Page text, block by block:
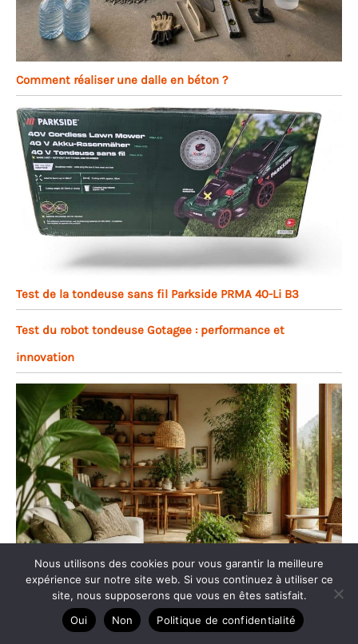
Comment réaliser une dalle en béton ?
Test de la tondeuse sans fil Parkside PRMA 40-Li B3
Test du robot tondeuse Gotagee : performance et
innovation
Espaces naturels : inspirez votre maison de l’esprit nature
Nous utilisons des cookies pour vous garantir la meilleure
expérience sur notre site web. Si vous continuez à utiliser ce
site, nous supposerons que vous en êtes satisfait.
Oui
Non Politique de confidentialité